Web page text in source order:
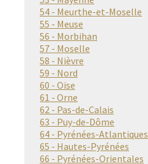
54 - Meurthe-et-Moselle
55 - Meuse
56 - Morbihan
57 - Moselle
58 - Nièvre
59 - Nord
60 - Oise
61 - Orne
62 - Pas-de-Calais
63 - Puy-de-Dôme
64 - Pyrénées-Atlantiques
65 - Hautes-Pyrénées
66 - Pyrénées-Orientales